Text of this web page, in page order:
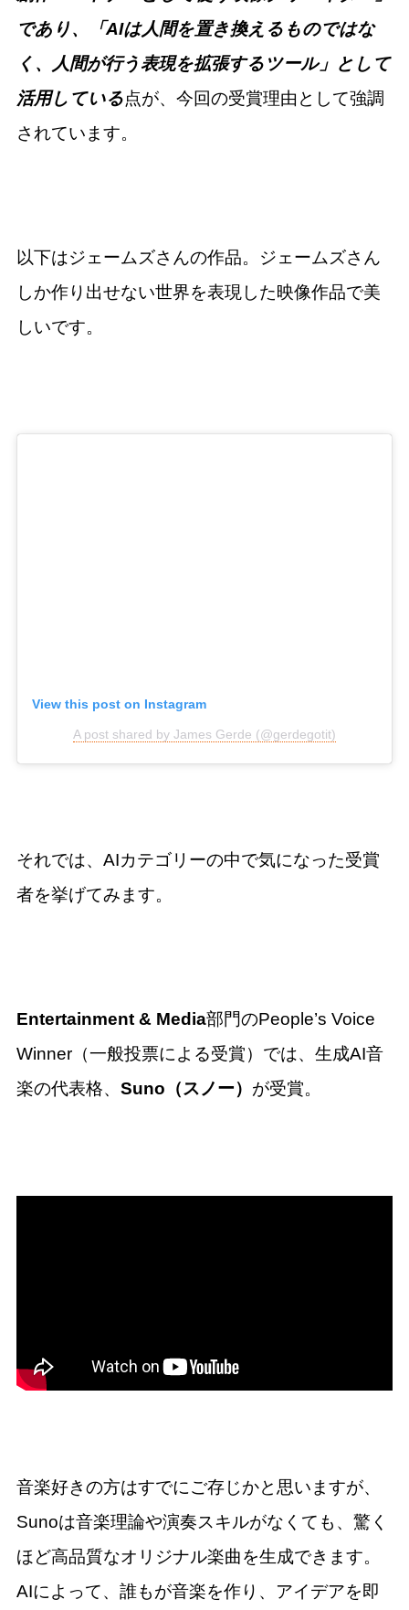
であり、「AIは人間を置き換えるものではな
く、人間が行う表現を拡張するツール」として
活用している点が、今回の受賞理由として強調
されています。
以下はジェームズさんの作品。ジェームズさん
しか作り出せない世界を表現した映像作品で美
しいです。
View this post on Instagram
A post shared by James Gerde (@gerdegotit)
それでは、AIカテゴリーの中で気になった受賞
者を挙げてみます。
Entertainment & Media部門のPeople’s Voice
Winner（一般投票による受賞）では、生成AI音
楽の代表格、 Suno（スノー） が受賞。
音楽好きの方はすでにご存じかと思いますが、
Sunoは音楽理論や演奏スキルがなくても、驚く
ほど高品質なオリジナル楽曲を生成できます。
AIによって、誰もが音楽を作り、アイデアを即